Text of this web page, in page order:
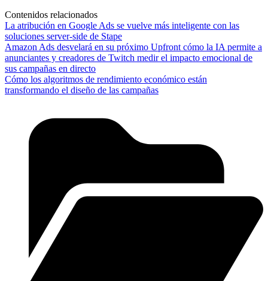
Contenidos relacionados
La atribución en Google Ads se vuelve más inteligente con las
soluciones server-side de Stape
Amazon Ads desvelará en su próximo Upfront cómo la IA permite a
anunciantes y creadores de Twitch medir el impacto emocional de
sus campañas en directo
Cómo los algoritmos de rendimiento económico están
transformando el diseño de las campañas